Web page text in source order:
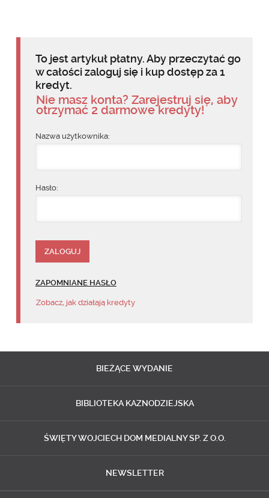
To jest artykuł płatny. Aby przeczytać go
w całości zaloguj się i kup dostęp za 1
kredyt.
Nie masz konta? Zarejestruj się, aby
otrzymać 2 darmowe kredyty!
Nazwa użytkownika:
Hasło:
ZAPOMNIANE HASŁO
Zobacz, jak działają kredyty
BIEŻĄCE WYDANIE
BIBLIOTEKA KAZNODZIEJSKA
ŚWIĘTY WOJCIECH DOM MEDIALNY SP. Z O.O.
NEWSLETTER